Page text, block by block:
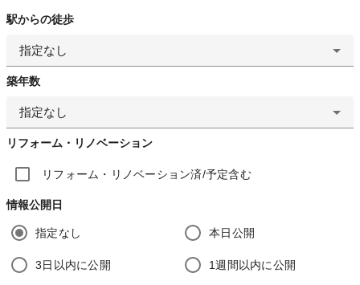
駅からの徒歩
指定なし
築年数
指定なし
リフォーム・リノベーション
リフォーム・リノベーション済/予定含む
情報公開日
指定なし 本日公開
3日以内に公開 1週間以内に公開